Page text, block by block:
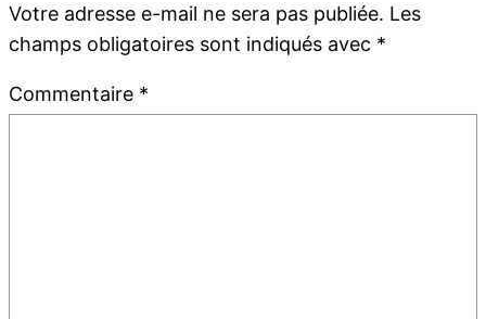
Votre adresse e-mail ne sera pas publiée. Les
champs obligatoires sont indiqués avec *
Commentaire *